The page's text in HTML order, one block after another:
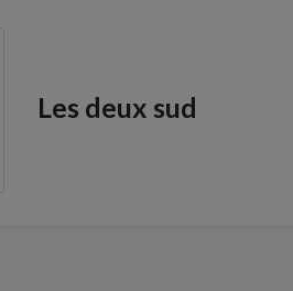
Les deux sud